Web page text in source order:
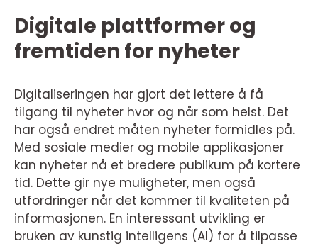
Digitale plattformer og
fremtiden for nyheter
Digitaliseringen har gjort det lettere å få
tilgang til nyheter hvor og når som helst. Det
har også endret måten nyheter formidles på.
Med sosiale medier og mobile applikasjoner
kan nyheter nå et bredere publikum på kortere
tid. Dette gir nye muligheter, men også
utfordringer når det kommer til kvaliteten på
informasjonen. En interessant utvikling er
bruken av kunstig intelligens (AI) for å tilpasse